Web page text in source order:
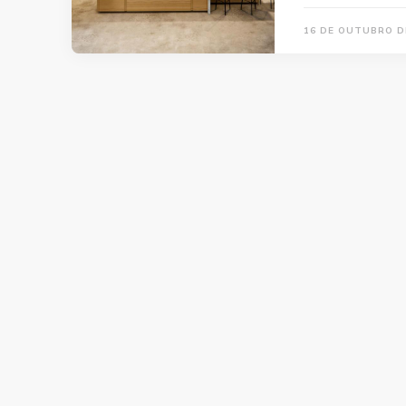
16 DE OUTUBRO